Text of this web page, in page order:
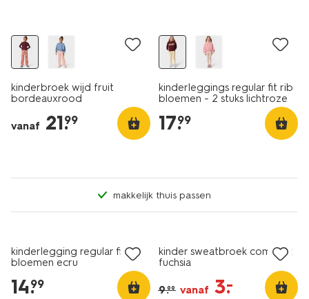
kinderbroek wijd fruit
bordeauxrood
vanaf 21.
99
kinderleggings regular fit rib
bloemen - 2 stuks lichtroze
17.
99
makkelijk thuis passen
kinderlegging regular fit rib
bloemen ecru
14.
99
kinder sweatbroek comfy fit
fuchsia
9.99 vanaf 3.
–